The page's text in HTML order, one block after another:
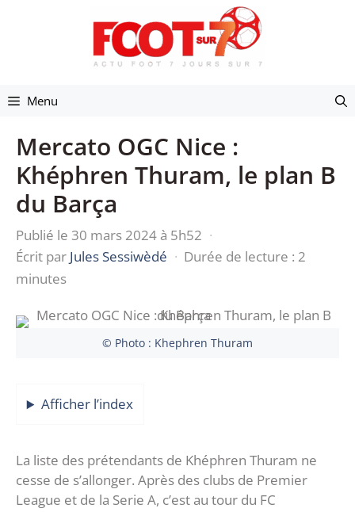
Menu
Mercato OGC Nice :
Khéphren Thuram, le plan B
du Barça
Publié le 30 mars 2024 à 5h52 ·
Écrit par Jules Sessiwèdé · Durée de lecture : 2
minutes
© Photo : Khephren Thuram
Afficher l’index
La liste des prétendants de Khéphren Thuram ne
cesse de s’allonger. Après des clubs de Premier
League et de la Serie A, c’est au tour du FC